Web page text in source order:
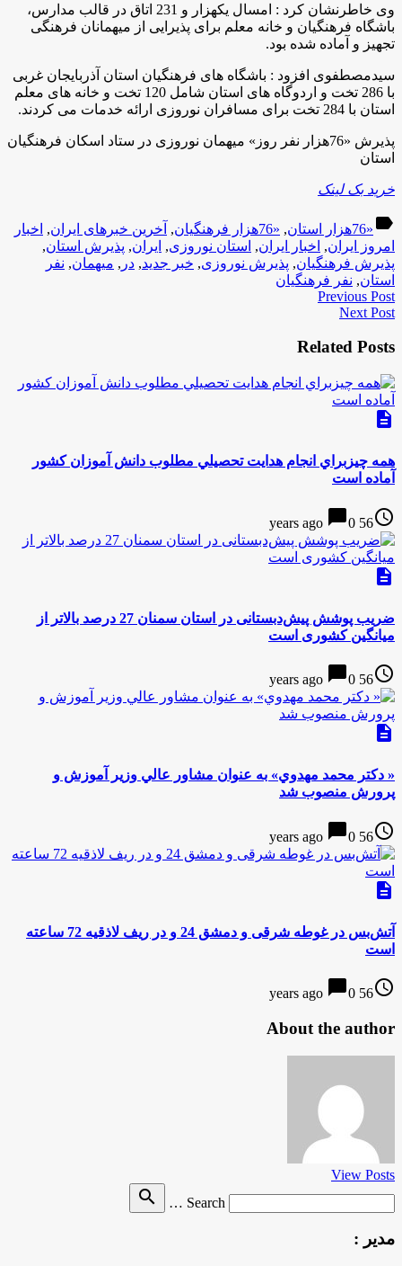
وی خاطرنشان كرد : امسال یکهزار و 231 اتاق در قالب مدارس،
باشگاه فرهنگیان و خانه معلم برای پذیرایی از میهمانان فرهنگی
تجهیز و آماده شده بود.
سیدمصطفوی افزود : باشگاه های فرهنگیان استان آذربایجان غربی
با 286 تخت و اردوگاه های استان شامل 120 تخت و خانه های معلم
استان با 284 تخت برای مسافران نوروزی ارائه خدمات می کردند
.
پذیرش «76هزار نفر روز» میهمان نوروزی در ستاد اسکان فرهنگیان
استان
خرید بک لینک
label «76هزار استان , «76هزار فرهنگیان , آخرین خبرهای ایران, اخبار
امروز ایران, اخبار ایران, استان نوروزی, ایران, پذیرش استان,
پذیرش فرهنگیان, پذیرش نوروزی, خبر جدید, در , میهمان, نفر
استان, نفر فرهنگیان
Previous Post
Next Post
Related Posts
description
همه چيزبراي انجام هدايت تحصيلي مطلوب دانش آموزان كشور
آماده است
access_time
56 years ago
chat_bubble0
description
ضریب پوشش پیش‌دبستانی در استان سمنان 27 درصد بالاتر از
میانگین کشوری است
access_time
56 years ago
chat_bubble0
description
« دكتر محمد مهدوي» به عنوان مشاور عالي وزير آموزش و
پرورش منصوب شد
access_time
56 years ago
chat_bubble0
description
آتش‌بس در غوطه شرقی و دمشق 24 و در ریف لاذقیه 72 ساعته
است
access_time
56 years ago
chat_bubble0
About the author
View Posts
Search …
search
مدیر :